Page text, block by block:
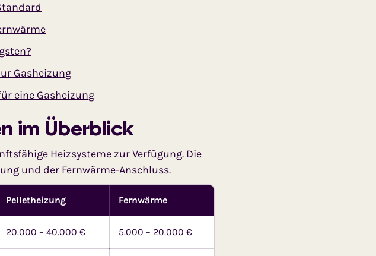
Gasheizung
eine Gasheizung
im Überblick
Heizsysteme zur Verfügung. Die
und der Fernwärme-Anschluss.
Pelletheizung Fernwärme
20.000 – 40.000 € 5.000 – 20.000 €